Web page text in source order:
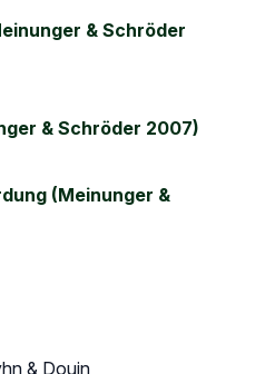
& Schröder
& Schröder 2007)
(Meinunger &
& Douin